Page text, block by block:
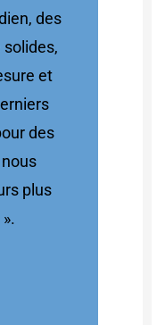
des
et
des
plus